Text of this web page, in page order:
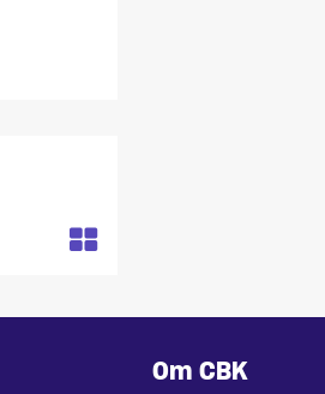
Om CBK